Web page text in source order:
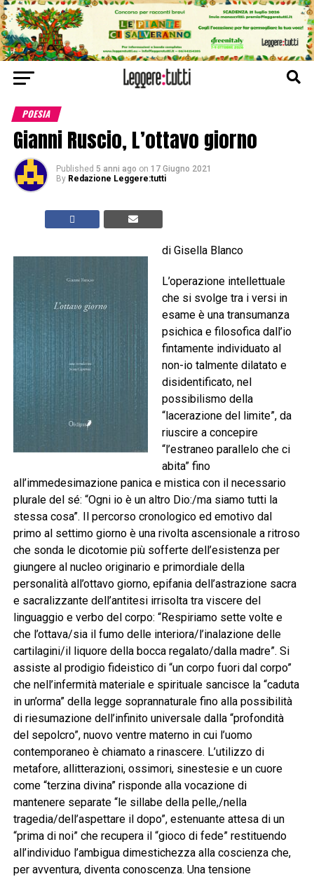
POESIA
Gianni Ruscio, L’ottavo giorno
Published 5 anni ago on 17 Giugno 2021
By Redazione Leggere:tutti
di Gisella Blanco
L’operazione intellettuale
che si svolge tra i versi in
esame è una transumanza
psichica e filosofica dall’io
fintamente individuato al
non-io talmente dilatato e
disidentificato, nel
possibilismo della
“lacerazione del limite”, da
riuscire a concepire
“l’estraneo parallelo che ci
abita” fino
all’immedesimazione panica e mistica con il necessario
plurale del sé: “Ogni io è un altro Dio:/ma siamo tutti la
stessa cosa”. Il percorso cronologico ed emotivo dal
primo al settimo giorno è una rivolta ascensionale a ritroso
che sonda le dicotomie più sofferte dell’esistenza per
giungere al nucleo originario e primordiale della
personalità all’ottavo giorno, epifania dell’astrazione sacra
e sacralizzante dell’antitesi irrisolta tra viscere del
linguaggio e verbo del corpo: “Respiriamo sette volte e
che l’ottava/sia il fumo delle interiora/l’inalazione delle
cartilagini/il liquore della bocca regalato/dalla madre”. Si
assiste al prodigio fideistico di “un corpo fuori dal corpo”
che nell’infermità materiale e spirituale sancisce la “caduta
in un’orma” della legge soprannaturale fino alla possibilità
di riesumazione dell’infinito universale dalla “profondità
del sepolcro”, nuovo ventre materno in cui l’uomo
contemporaneo è chiamato a rinascere. L’utilizzo di
metafore, allitterazioni, ossimori, sinestesie e un cuore
come “terzina divina” risponde alla vocazione di
mantenere separate “le sillabe della pelle,/nella
tragedia/dell’aspettare il dopo”, estenuante attesa di un
“prima di noi” che recupera il “gioco di fede” restituendo
all’individuo l’ambigua dimestichezza alla coscienza che,
per avventura, diventa conoscenza. Una tensione